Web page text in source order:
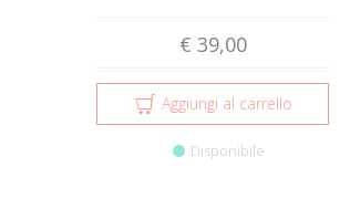
€ 39,00
Aggiungi al carrello
Disponibile